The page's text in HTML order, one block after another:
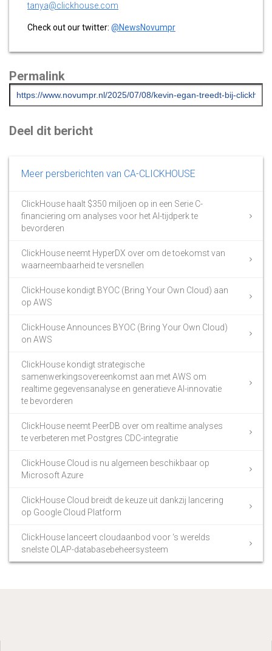
tanya@clickhouse.com
Check out our twitter: @NewsNovumpr
Permalink
Deel dit bericht
Meer persberichten van CA-CLICKHOUSE
ClickHouse haalt $350 miljoen op in een Serie C-
financiering om analyses voor het AI-tijdperk te
bevorderen
ClickHouse neemt HyperDX over om de toekomst van
waarneembaarheid te versnellen
ClickHouse kondigt BYOC (Bring Your Own Cloud) aan
op AWS
ClickHouse Announces BYOC (Bring Your Own Cloud)
on AWS
ClickHouse kondigt strategische
samenwerkingsovereenkomst aan met AWS om
realtime gegevensanalyse en generatieve AI-innovatie
te bevorderen
ClickHouse neemt PeerDB over om realtime analyses
te verbeteren met Postgres CDC-integratie
ClickHouse Cloud is nu algemeen beschikbaar op
Microsoft Azure
ClickHouse Cloud breidt de keuze uit dankzij lancering
op Google Cloud Platform
ClickHouse lanceert cloudaanbod voor ‘s werelds
snelste OLAP-databasebeheersysteem